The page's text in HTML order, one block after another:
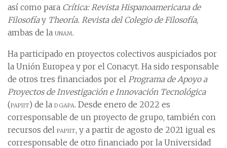
así como para Crítica: Revista Hispanoamericana de
Filosofíay Theoría. Revista del Colegio de Filosofía,
ambas de la unam.
Ha participado en proyectos colectivos auspiciados por
la Unión Europea y por el Conacyt. Ha sido responsable
de otros tres financiados por el Programa de Apoyo a
Proyectos de Investigación e Innovación Tecnológica
(papiit) de la dgapa. Desde enero de 2022 es
corresponsable de un proyecto de grupo, también con
recursos del papiit, y a partir de agosto de 2021 igual es
corresponsable de otro financiado por la Universidad